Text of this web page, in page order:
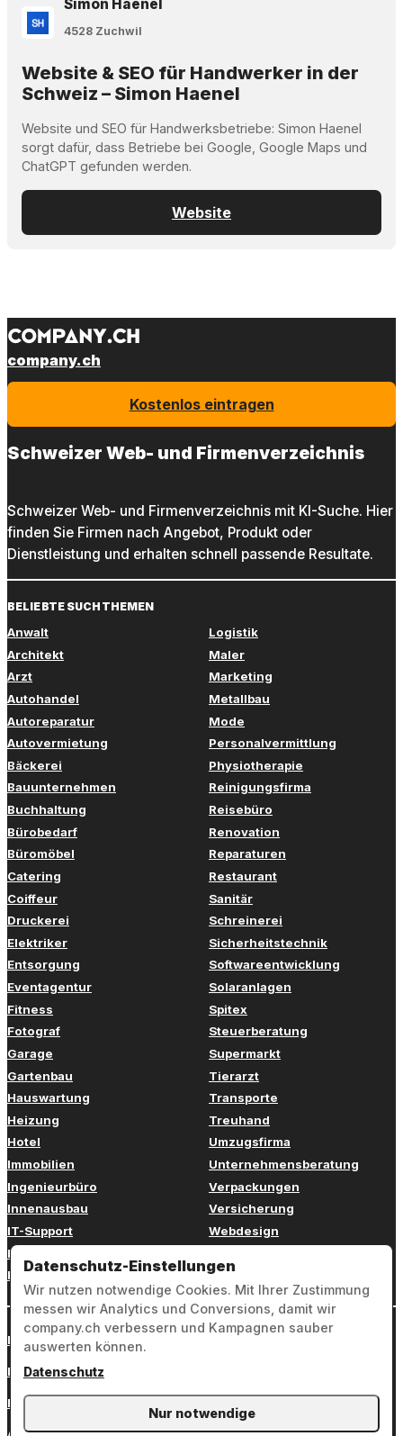
Simon Haenel
4528 Zuchwil
Website & SEO für Handwerker in der
Schweiz – Simon Haenel
Website und SEO für Handwerksbetriebe: Simon Haenel
sorgt dafür, dass Betriebe bei Google, Google Maps und
ChatGPT gefunden werden.
Website
company.ch
Kostenlos eintragen
Schweizer Web- und Firmenverzeichnis
Schweizer Web- und Firmenverzeichnis mit KI-Suche. Hier
finden Sie Firmen nach Angebot, Produkt oder
Dienstleistung und erhalten schnell passende Resultate.
BELIEBTE SUCHTHEMEN
Anwalt
Architekt
Arzt
Autohandel
Autoreparatur
Autovermietung
Bäckerei
Bauunternehmen
Buchhaltung
Bürobedarf
Büromöbel
Catering
Coiffeur
Druckerei
Elektriker
Entsorgung
Eventagentur
Fitness
Fotograf
Garage
Gartenbau
Hauswartung
Heizung
Hotel
Immobilien
Ingenieurbüro
Innenausbau
IT-Support
Kinderbetreuung
Kosmetik
Logistik
Maler
Marketing
Metallbau
Mode
Personalvermittlung
Physiotherapie
Reinigungsfirma
Reisebüro
Renovation
Reparaturen
Restaurant
Sanitär
Schreinerei
Sicherheitstechnik
Softwareentwicklung
Solaranlagen
Spitex
Steuerberatung
Supermarkt
Tierarzt
Transporte
Treuhand
Umzugsfirma
Unternehmensberatung
Verpackungen
Versicherung
Webdesign
Zahnarzt
Login
Impressum
Datenschutz
Datenschutz-Einstellungen
Wir nutzen notwendige Cookies. Mit Ihrer Zustimmung
messen wir Analytics und Conversions, damit wir
company.ch verbessern und Kampagnen sauber
auswerten können.
Datenschutz
Nur notwendige